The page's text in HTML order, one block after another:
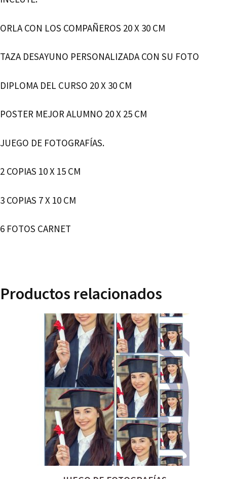
ORLA CON LOS COMPAÑEROS 20 X 30 CM
TAZA DESAYUNO PERSONALIZADA CON SU FOTO
DIPLOMA DEL CURSO 20 X 30 CM
POSTER MEJOR ALUMNO 20 X 25 CM
JUEGO DE FOTOGRAFÍAS.
2 COPIAS 10 X 15 CM
3 COPIAS 7 X 10 CM
6 FOTOS CARNET
Productos relacionados